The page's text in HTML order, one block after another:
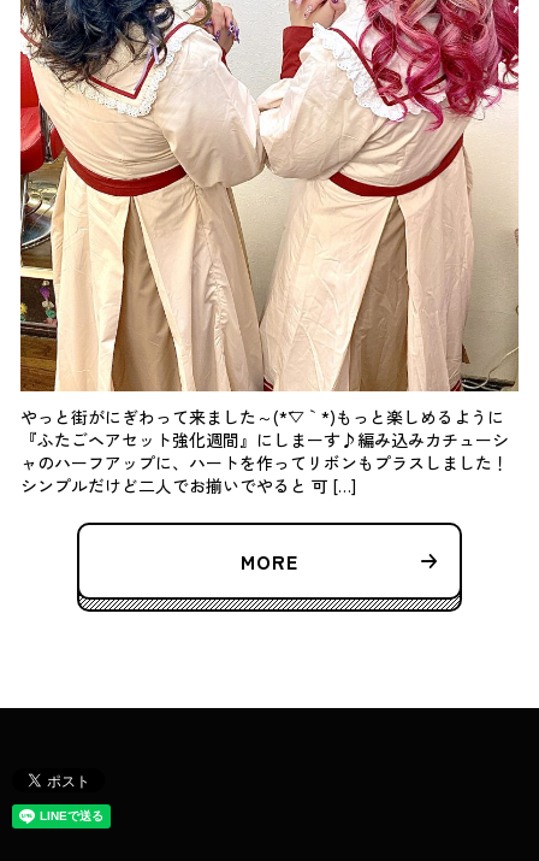
やっと街がにぎわって来ました～(*´▽｀*)もっと楽しめるように
『ふたごヘアセット強化週間』にしまーす♪編み込みカチューシ
ャのハーフアップに、ハートを作ってリボンもプラスしました！
シンプルだけど二人でお揃いでやると 可 […]
MORE